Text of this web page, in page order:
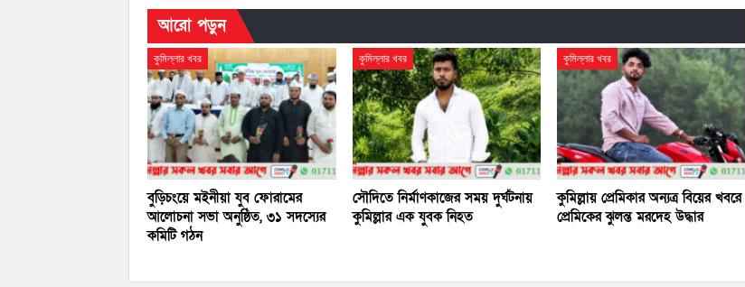
আরো পড়ুন
কুমিল্লার খবর
বুড়িচংয়ে মইনীয়া যুব ফোরামের
আলোচনা সভা অনুষ্ঠিত, ৩১ সদস্যের
কমিটি গঠন
কুমিল্লার খবর
সৌদিতে নির্মাণকাজের সময় দুর্ঘটনায়
কুমিল্লার এক যুবক নিহত
কুমিল্লার খবর
কুমিল্লায় প্রেমিকার অন্যত্র বিয়ের খবরে
প্রেমিকের ঝুলন্ত মরদেহ উদ্ধার